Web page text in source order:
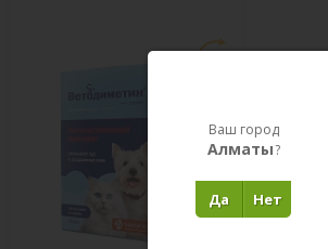
Ваш город
Алматы?
Нет
Да